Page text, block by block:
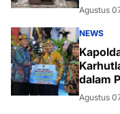
Agustus
NEWS
dalam
Agustus